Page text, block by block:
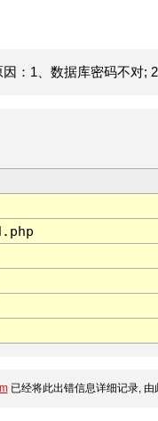
：1、数据库密码不对; 2
已经将此出错信息详细记录, 由